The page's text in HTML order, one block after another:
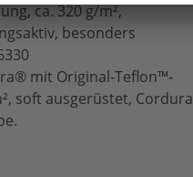
ca. 320 g/m²,
besonders
mit Original-Teflon™-
soft ausgerüstet,